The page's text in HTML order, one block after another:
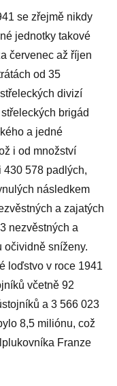
se zřejmě nikdy
jednotky takové
červenec až říjen
od 35
divizí
brigád
a jedné
i od množství
578 padlých,
následkem
a zajatých
nezvěstných a
očividně sníženy.
loďstvo v roce 1941
včetně 92
a 3 566 023
8,5 miliónu, což
Franze